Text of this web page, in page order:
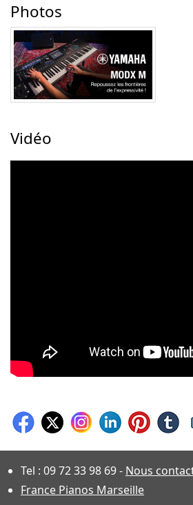
Photos
Vidéo
Tel : 09 72 33 98 69- Nous
France Pianos Marseille